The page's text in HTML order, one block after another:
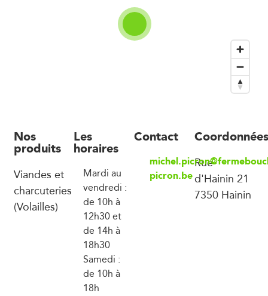
Nos
produits
Viandes et
charcuteries
(Volailles)
Les
horaires
Mardi au
vendredi :
de 10h à
12h30 et
de 14h à
18h30
Samedi :
de 10h à
18h
Contact
picron.be
Coordonnées
Rue
d'Hainin 21
7350 Hainin